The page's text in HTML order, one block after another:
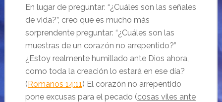
En lugar de preguntar: “¿Cuáles son las señales
de vida?”, creo que es mucho más
sorprendente preguntar: “¿Cuáles son las
muestras de un corazón no arrepentido?”
¿Estoy realmente humillado ante Dios ahora,
como toda la creación lo estará en ese día?
(Romanos 14:11) El corazón no arrepentido
pone excusas para el pecado (cosas viles ante